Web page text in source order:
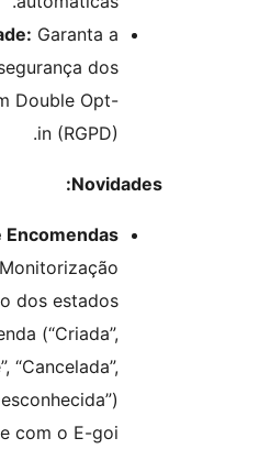
Conformidade:
qualidade e a segurança dos
seus dados com Double Opt-
Conversão de Encomendas
(API Backend):
e sincronização dos estados
de encomenda (“Criada”,
“Pendente”, “Cancelada”,
“Completa” e “Desconhecida”)
diretamente com o E-goi.